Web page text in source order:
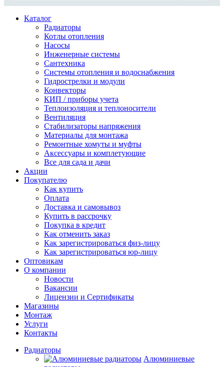
Каталог
Радиаторы
Котлы отопления
Насосы
Инженерные системы
Сантехника
Системы отопления и водоснабжения
Гидрострелки и модули
Конвекторы
КИП / приборы учета
Теплоизоляция и теплоносители
Вентиляция
Стабилизаторы напряжения
Материалы для монтажа
Ремонтные хомуты и муфты
Аксессуары и комплетующие
Все для сада и дачи
Акции
Покупателю
Как купить
Оплата
Доставка и самовывоз
Купить в рассрочку
Покупка в кредит
Как отменить заказ
Как зарегистрироваться физ-лицу
Как зарегистрироваться юр-лицу
Оптовикам
О компании
Новости
Вакансии
Лицензии и Сертификаты
Магазины
Монтаж
Услуги
Контакты
Радиаторы
Алюминиевые